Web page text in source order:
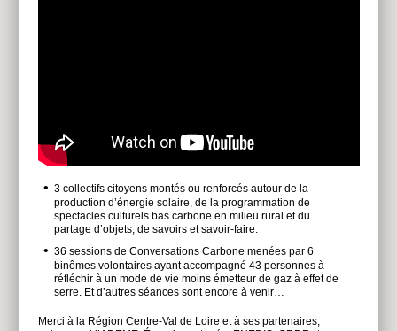
3 collectifs citoyens montés ou renforcés autour de la
production d’énergie solaire, de la programmation de
spectacles culturels bas carbone en milieu rural et du
partage d’objets, de savoirs et savoir-faire.
36 sessions de Conversations Carbone menées par 6
binômes volontaires ayant accompagné 43 personnes à
réfléchir à un mode de vie moins émetteur de gaz à effet de
serre. Et d’autres séances sont encore à venir…
Merci à la Région Centre-Val de Loire et à ses partenaires,